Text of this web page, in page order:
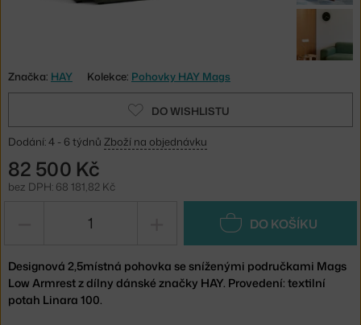
Značka: HAY Kolekce: Pohovky HAY Mags
DO WISHLISTU
Dodání: 4 - 6 týdnů Zboží na objednávku
82 500 Kč
bez DPH: 68 181,82 Kč
DO KOŠÍKU
Designová 2,5místná pohovka se sníženými područkami Mags
Low Armrest z dílny dánské značky HAY. Provedení: textilní
potah Linara 100.